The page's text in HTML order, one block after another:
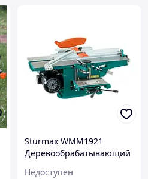
Sturmax WMM1921
Деревообрабатывающий
Недоступен